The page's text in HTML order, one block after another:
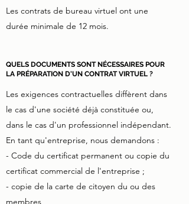
Les contrats de bureau virtuel ont une
durée minimale de 12 mois.
QUELS DOCUMENTS SONT NÉCESSAIRES POUR
LA PRÉPARATION D'UN CONTRAT VIRTUEL ?
Les exigences contractuelles diffèrent dans
le cas d'une société déjà constituée ou,
dans le cas d'un professionnel indépendant.
En tant qu'entreprise, nous demandons :
- Code du certificat permanent ou copie du
certificat commercial de l'entreprise ;
- copie de la carte de citoyen du ou des
membres